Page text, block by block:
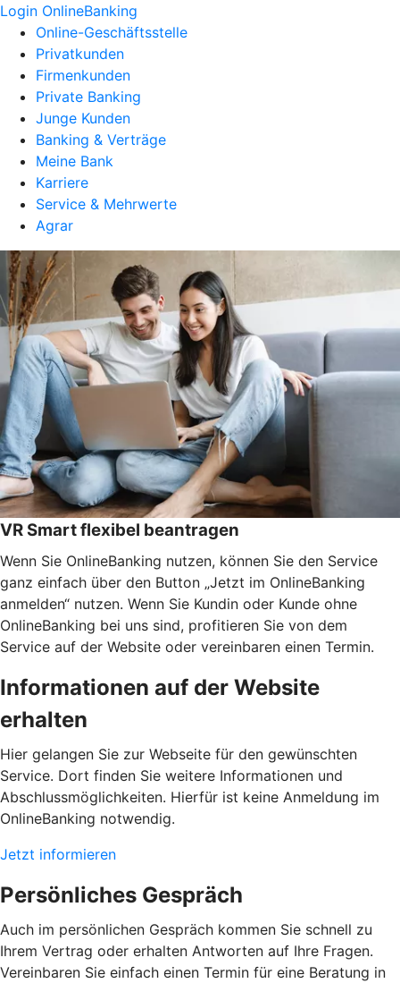
Login OnlineBanking
Online-Geschäftsstelle
Privatkunden
Firmenkunden
Private Banking
Junge Kunden
Banking & Verträge
Meine Bank
Karriere
Service & Mehrwerte
Agrar
VR Smart flexibel beantragen
Wenn Sie OnlineBanking nutzen, können Sie den Service
ganz einfach über den Button „Jetzt im OnlineBanking
anmelden“ nutzen. Wenn Sie Kundin oder Kunde ohne
OnlineBanking bei uns sind, profitieren Sie von dem
Service auf der Website oder vereinbaren einen Termin.
Informationen auf der Website
erhalten
Hier gelangen Sie zur Webseite für den gewünschten
Service. Dort finden Sie weitere Informationen und
Abschlussmöglichkeiten. Hierfür ist keine Anmeldung im
OnlineBanking notwendig.
Jetzt informieren
Persönliches Gespräch
Auch im persönlichen Gespräch kommen Sie schnell zu
Ihrem Vertrag oder erhalten Antworten auf Ihre Fragen.
Vereinbaren Sie einfach einen Termin für eine Beratung in